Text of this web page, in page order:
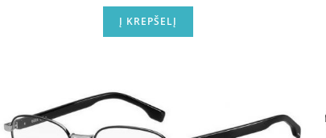
Į KREPŠELĮ